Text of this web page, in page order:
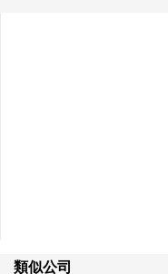
類似公司